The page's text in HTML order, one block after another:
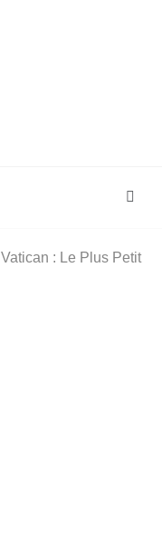
Vatican : Le Plus Petit